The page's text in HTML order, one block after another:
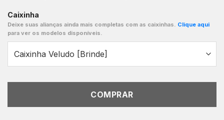
Caixinha
Deixe suas alianças ainda mais completas com as caixinhas. Clique aqui
para ver os modelos disponíveis.
COMPRAR